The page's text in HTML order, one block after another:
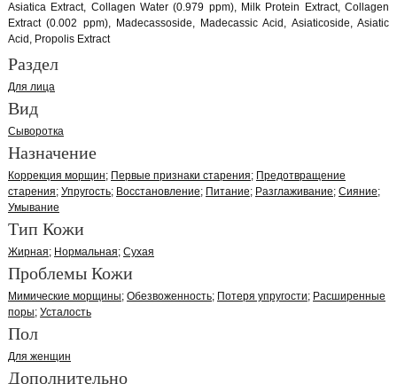
Asiatica Extract, Collagen Water (0.979 ppm), Milk Protein Extract, Collagen
Extract (0.002 ppm), Madecassoside, Madecassic Acid, Asiaticoside, Asiatic
Acid, Propolis Extract
Раздел
Для лица
Вид
Сыворотка
Назначение
Коррекция морщин Первые признаки старения
Предотвращение
старения Упругость Восстановление Питание Разглаживание Сияние
Умывание
Тип Кожи
Жирная Нормальная Сухая
Проблемы Кожи
Мимические морщины Обезвоженность Потеря упругости
Расширенные
поры Усталость
Пол
Для женщин
Дополнительно